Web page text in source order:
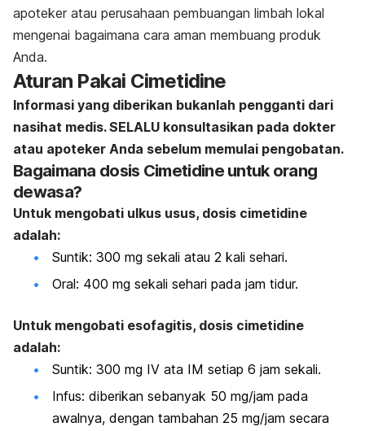
apoteker atau perusahaan pembuangan limbah lokal
mengenai bagaimana cara aman membuang produk
Anda.
Aturan Pakai Cimetidine
Informasi yang diberikan bukanlah pengganti dari
nasihat medis. SELALU konsultasikan pada dokter
atau apoteker Anda sebelum memulai pengobatan.
Bagaimana dosis Cimetidine untuk orang
dewasa?
Untuk mengobati ulkus usus, dosis cimetidine
adalah:
Suntik: 300 mg sekali atau 2 kali sehari.
Oral: 400 mg sekali sehari pada jam tidur.
Untuk mengobati esofagitis, dosis cimetidine
adalah:
Suntik: 300 mg IV ata IM setiap 6 jam sekali.
Infus: diberikan sebanyak 50 mg/jam pada
awalnya, dengan tambahan 25 mg/jam secara